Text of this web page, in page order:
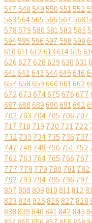
547548549550551552
563564565566567568
578579580581582583
594595596597598599
610611612613614615
626627628629630631
641642643644645646
657658659660661662
672673674675676677
687688689690691692
702 703 704705 706 707
717 718 719 720 721722
732 733 734735 736 737
747 748 749 750 751752
762 763 764765 766 767
777 778 779 780 781782
792 793 794795 796 797
807808809810811812
823824825826827828
838839840841842843